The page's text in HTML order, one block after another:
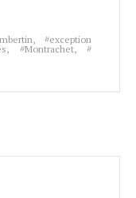
, exception
, Montrachet,